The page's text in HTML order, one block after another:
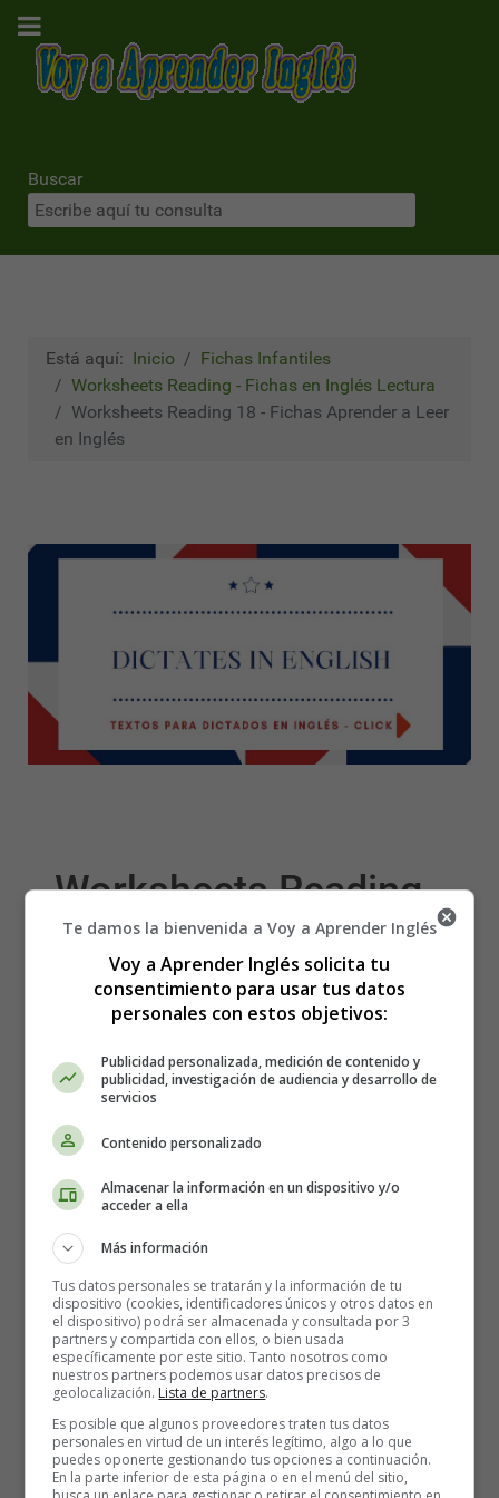
Buscar
Está aquí: Inicio
Fichas Infantiles
Worksheets Reading - Fichas en Inglés Lectura
Worksheets Reading 18 - Fichas Aprender a Leer
en Inglés
Worksheets Reading
18 - Fichas Aprender a
Leer en Inglés
Recursos Educativos en
Te damos la bienvenida a Voy a Aprender Inglés
Voy a Aprender Inglés solicita tu
consentimiento para usar tus datos
personales con estos objetivos:
Publicidad personalizada, medición de contenido y
publicidad, investigación de audiencia y desarrollo de
servicios
Contenido personalizado
Almacenar la información en un dispositivo y/o
acceder a ella
Más información
Tus datos personales se tratarán y la información de tu
dispositivo (cookies, identificadores únicos y otros datos en
el dispositivo) podrá ser almacenada y consultada por 3
partners y compartida con ellos, o bien usada
específicamente por este sitio. Tanto nosotros como
nuestros partners podemos usar datos precisos de
geolocalización. Lista de partners.
Es posible que algunos proveedores traten tus datos
personales en virtud de un interés legítimo, algo a lo que
puedes oponerte gestionando tus opciones a continuación.
En la parte inferior de esta página o en el menú del sitio,